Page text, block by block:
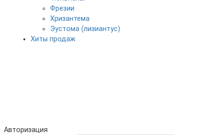
Фрезии
Хризантема
Эустома (лизиантус)
Хиты продаж
Авторизация